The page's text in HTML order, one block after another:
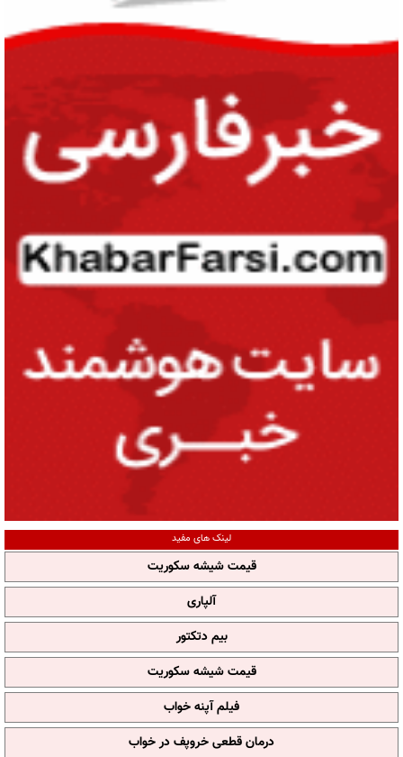
لینک های مفید
قیمت شیشه سکوریت
آلپاری
بیم دتکتور
قیمت شیشه سکوریت
فیلم آپنه خواب
درمان قطعی خروپف در خواب